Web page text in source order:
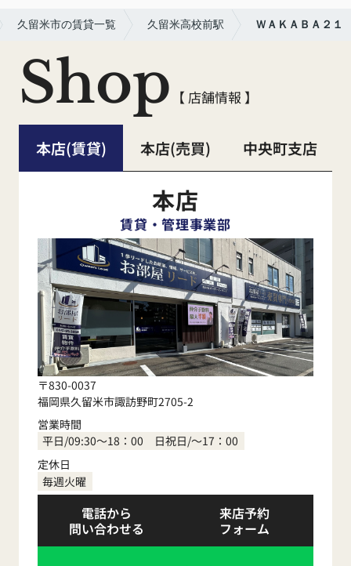
久留米市の賃貸一覧 久留米高校前駅 ＷＡＫＡＢＡ２１
Shop 【 店舗情報 】
本店(賃貸) 本店(売買) 中央町支店
本店
賃貸・管理事業部
〒830-0037
福岡県久留米市諏訪野町2705-2
営業時間
平日/09:30～18：00 日祝日/～17：00
定休日
毎週火曜
電話から
問い合わせる
来店予約
フォーム